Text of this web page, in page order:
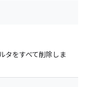
タをすべて削除しま